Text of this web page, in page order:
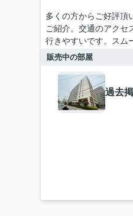
多くの方からご好評頂
ご紹介。交通のアクセ
行きやすいです。スム
販売中の部屋
過去